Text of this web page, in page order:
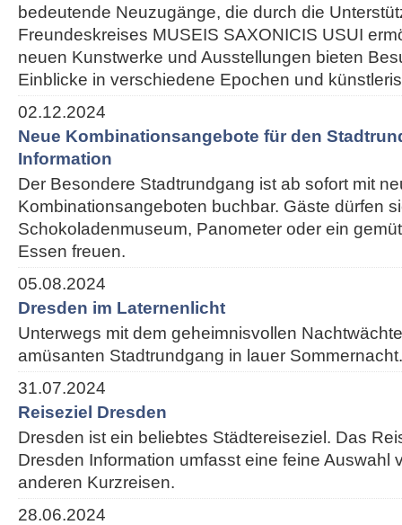
bedeutende Neuzugänge, die durch die
Freundeskreises MUSEIS SAXONICIS USUI
neuen Kunstwerke und Ausstellungen bieten
Einblicke in verschiedene Epochen und
02.12.2024
Neue Kombinationsangebote für den
Information
Der Besondere Stadtrundgang ist ab sofort mit
Kombinationsangeboten buchbar. Gäste dürfen
Schokoladenmuseum, Panometer oder ein
Essen freuen.
05.08.2024
Dresden im Laternenlicht
Unterwegs mit dem geheimnisvollen
amüsanten Stadtrundgang in lauer Sommernacht.
31.07.2024
Reiseziel Dresden
Dresden ist ein beliebtes Städtereiseziel. Das
Dresden Information umfasst eine feine Auswahl
anderen Kurzreisen.
28.06.2024